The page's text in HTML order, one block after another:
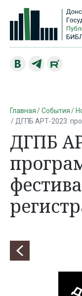
Главная События
ДГПБ АРТ-2023:
ДГПБ